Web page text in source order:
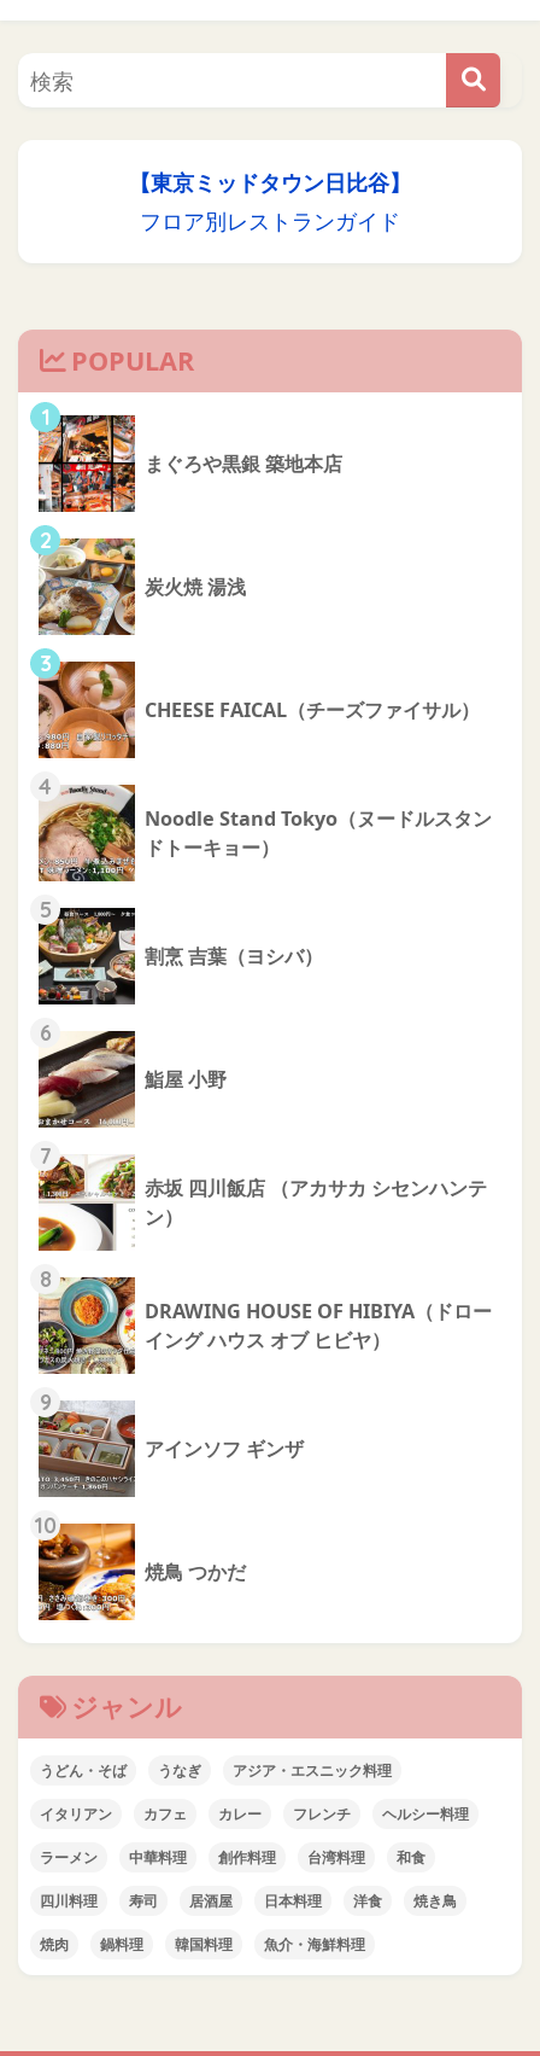
【東京ミッドタウン日比谷】
フロア別レストランガイド
POPULAR
1
まぐろや黒銀 築地本店
2
炭火焼 湯浅
3
CHEESE FAICAL（チーズファイサル）
4
Noodle Stand Tokyo（ヌードルスタン
ドトーキョー）
5
割烹 吉葉（ヨシバ）
6
鮨屋 小野
7
赤坂 四川飯店 （アカサカ シセンハンテ
ン）
8
DRAWING HOUSE OF HIBIYA（ドロー
イング ハウス オブ ヒビヤ）
9
アインソフ ギンザ
10
焼鳥 つかだ
ジャンル
うどん・そば うなぎ アジア・エスニック料理
イタリアン カフェ カレー フレンチ ヘルシー料理
ラーメン 中華料理 創作料理 台湾料理 和食
四川料理 寿司 居酒屋 日本料理 洋食 焼き鳥
焼肉 鍋料理 韓国料理 魚介・海鮮料理